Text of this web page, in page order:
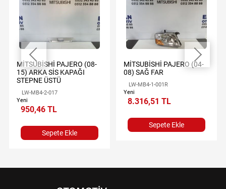
MİTSUBİSHİ PAJERO (08-
15) ARKA SİS KAPAĞI
STEPNE ÜSTÜ
LW-MB4-2-017
Yeni
950,46 TL
Sepete Ekle
MİTSUBİSHİ PAJERO (04-
08) SAĞ FAR
LW-MB4-1-001R
Yeni
8.316,51 TL
Sepete Ekle